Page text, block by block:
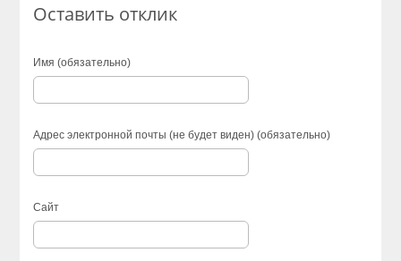
Оставить отклик
Имя (обязательно)
Адрес электронной почты (не будет виден) (обязательно)
Сайт